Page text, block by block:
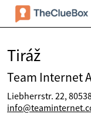
Tiráž
Team Internet
Liebherrstr. 22,